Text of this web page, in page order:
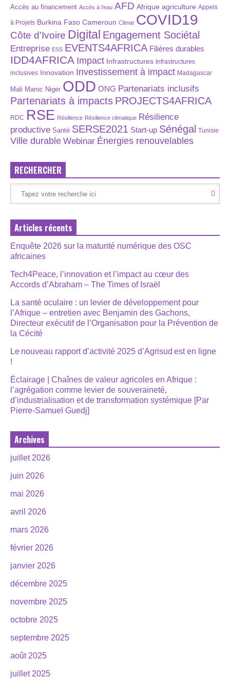
Accès au financement Accès à l’eau AFD Afrique agriculture Appels
à Projets Burkina Faso Cameroun Climat COVID19
Côte d'Ivoire Digital Engagement Sociétal
Entreprise ESS EVENTS4AFRICA Filières durables
IDD4AFRICA Impact Infrastructures Infrastructures
inclusives Innovation Investissement à impact Madagascar
Mali Maroc Niger ODD ONG Partenariats inclusifs
Partenariats à impacts PROJECTS4AFRICA
RDC RSE Résilience Résilience climatique Résilience
productive Santé SERSE2021 Start-up Sénégal Tunisie
Ville durable Webinar Énergies renouvelables
RECHERCHER
Articles récents
Enquête 2026 sur la maturité numérique des OSC
africaines
Tech4Peace, l’innovation et l’impact au cœur des
Accords d’Abraham – The Times of Israël
La santé oculaire : un levier de développement pour
l’Afrique – entretien avec Benjamin des Gachons,
Directeur exécutif de l’Organisation pour la Prévention de
la Cécité
Le nouveau rapport d’activité 2025 d’Agrisud est en ligne
!
Éclairage | Chaînes de valeur agricoles en Afrique :
l’agrégation comme levier de souveraineté,
d’industrialisation et de transformation systémique [Par
Pierre-Samuel Guedj]
Archives
juillet 2026
juin 2026
mai 2026
avril 2026
mars 2026
février 2026
janvier 2026
décembre 2025
novembre 2025
octobre 2025
septembre 2025
août 2025
juillet 2025